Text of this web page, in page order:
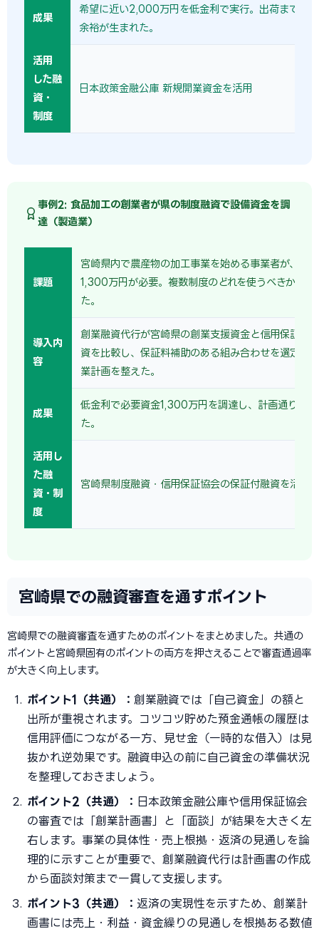
成果
希望に近い2,000万円を低金利で実行。出荷までの
余裕が生まれた。
活用
した融
資・
制度
日本政策金融公庫 新規開業資金を活用
事例2: 食品加工の創業者が県の制度融資で設備資金を調
達（製造業）
課題
宮崎県内で農産物の加工事業を始める事業者が、加
1,300万円が必要。複数制度のどれを使うべきか判断
た。
導入内
容
創業融資代行が宮崎県の創業支援資金と信用保証協
資を比較し、保証料補助のある組み合わせを選定。
業計画を整えた。
成果
低金利で必要資金1,300万円を調達し、計画通り操
た。
活用し
た融
資・制
度
宮崎県制度融資・信用保証協会の保証付融資を活用
宮崎県での融資審査を通すポイント
宮崎県での融資審査を通すためのポイントをまとめました。共通の
ポイントと宮崎県固有のポイントの両方を押さえることで審査通過率
が大きく向上します。
ポイント1（共通）： 創業融資では「自己資金」の額と
出所が重視されます。コツコツ貯めた預金通帳の履歴は
信用評価につながる一方、見せ金（一時的な借入）は見
抜かれ逆効果です。融資申込の前に自己資金の準備状況
を整理しておきましょう。
ポイント2（共通）： 日本政策金融公庫や信用保証協会
の審査では「創業計画書」と「面談」が結果を大きく左
右します。事業の具体性・売上根拠・返済の見通しを論
理的に示すことが重要で、創業融資代行は計画書の作成
から面談対策まで一貫して支援します。
ポイント3（共通）： 返済の実現性を示すため、創業計
画書には売上・利益・資金繰りの見通しを根拠ある数値